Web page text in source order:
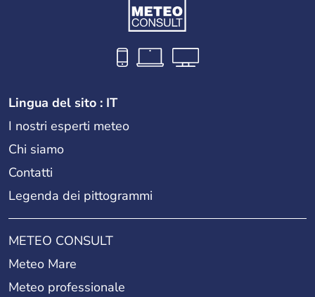
Lingua del sito : IT
I nostri esperti meteo
Chi siamo
Contatti
Legenda dei pittogrammi
METEO CONSULT
Meteo Mare
Meteo professionale